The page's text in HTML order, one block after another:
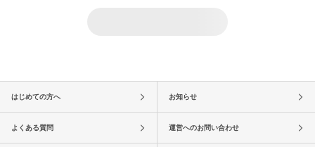
はじめての方へ お知らせ
よくある質問 運営へのお問い合わせ